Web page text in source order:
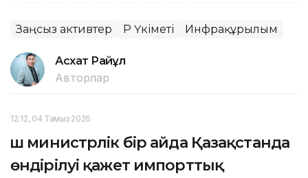
Заңсыз активтер ҚР Үкіметі Инфрақұрылым
Асхат Райқұл
Авторлар
12:12, 04 Тамыз 2026
Үш министрлік бір айда Қазақстанда
өндірілуі қажет импорттық